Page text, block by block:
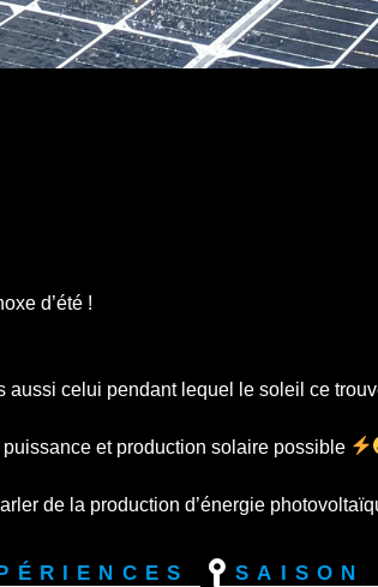
Saison
d’été !
celui pendant lequel le soleil ce
et production solaire possible
de la production d’énergie